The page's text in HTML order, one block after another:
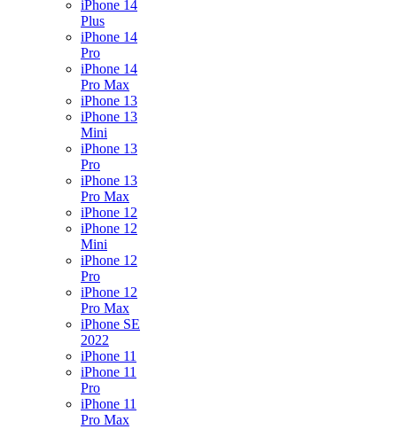
iPhone 14
Plus
iPhone 14
Pro
iPhone 14
Pro Max
iPhone 13
iPhone 13
Mini
iPhone 13
Pro
iPhone 13
Pro Max
iPhone 12
iPhone 12
Mini
iPhone 12
Pro
iPhone 12
Pro Max
iPhone SE
2022
iPhone 11
iPhone 11
Pro
iPhone 11
Pro Max